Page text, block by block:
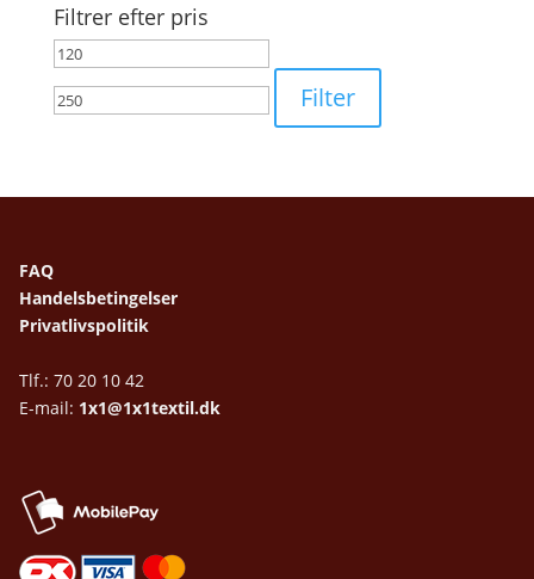
Filtrer efter pris
Mindste
Filter
FAQ
Handelsbetingelser
Privatlivspolitik
Tlf.: 70 20 10 42
E-mail: 1x1@1x1textil.dk